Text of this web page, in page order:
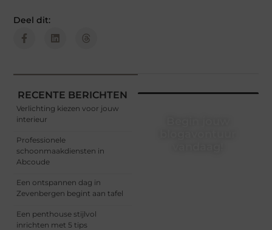
Deel dit:
RECENTE BERICHTEN
Verlichting kiezen voor jouw
interieur
Professionele
schoonmaakdiensten in
Abcoude
Een ontspannen dag in
Zevenbergen begint aan tafel
Een penthouse stijlvol
inrichten met 5 tips